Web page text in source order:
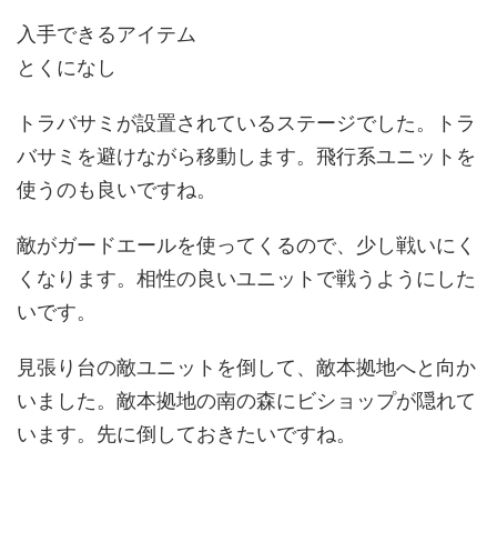
入手できるアイテム
とくになし
トラバサミが設置されているステージでした。トラ
バサミを避けながら移動します。飛行系ユニットを
使うのも良いですね。
敵がガードエールを使ってくるので、少し戦いにく
くなります。相性の良いユニットで戦うようにした
いです。
見張り台の敵ユニットを倒して、敵本拠地へと向か
いました。敵本拠地の南の森にビショップが隠れて
います。先に倒しておきたいですね。